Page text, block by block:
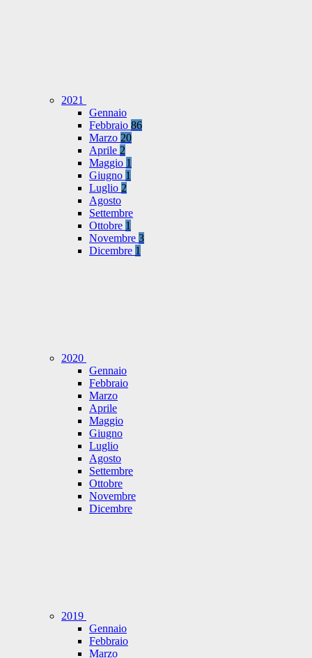
2021
Gennaio
Febbraio 86
Marzo 20
Aprile 2
Maggio 1
Giugno 1
Luglio 2
Agosto
Settembre
Ottobre 1
Novembre 3
Dicembre 1
2020
Gennaio
Febbraio
Marzo
Aprile
Maggio
Giugno
Luglio
Agosto
Settembre
Ottobre
Novembre
Dicembre
2019
Gennaio
Febbraio
Marzo